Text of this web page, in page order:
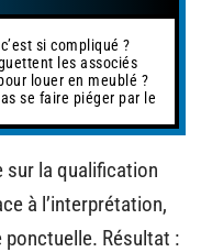
si compliqué ?
les associés
louer en meublé ?
se faire piéger par le
sur la qualification
à l’interprétation,
ponctuelle. Résultat :